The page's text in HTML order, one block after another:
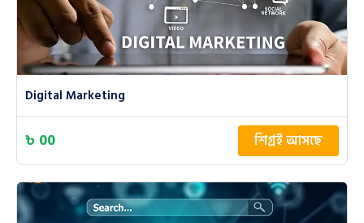
Digital Marketing
৳ 00 শিগ্রই আসছে